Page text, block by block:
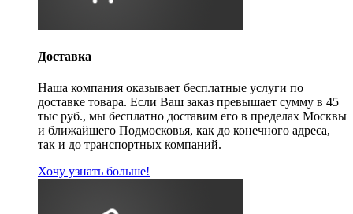
Доставка
Наша компания оказывает бесплатные услуги по
доставке товара. Если Ваш заказ превышает сумму в 45
тыс руб., мы бесплатно доставим его в пределах Москвы
и ближайшего Подмосковья, как до конечного адреса,
так и до транспортных компаний.
Хочу узнать больше!